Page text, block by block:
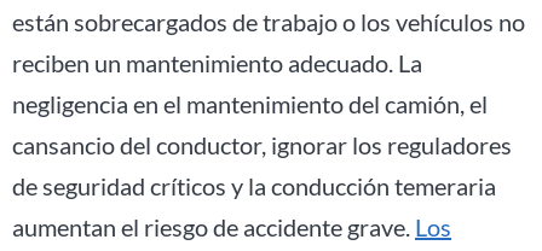
están sobrecargados de trabajo o los vehículos no
reciben un mantenimiento adecuado. La
negligencia en el mantenimiento del camión, el
cansancio del conductor, ignorar los reguladores
de seguridad críticos y la conducción temeraria
aumentan el riesgo de accidente grave. Los